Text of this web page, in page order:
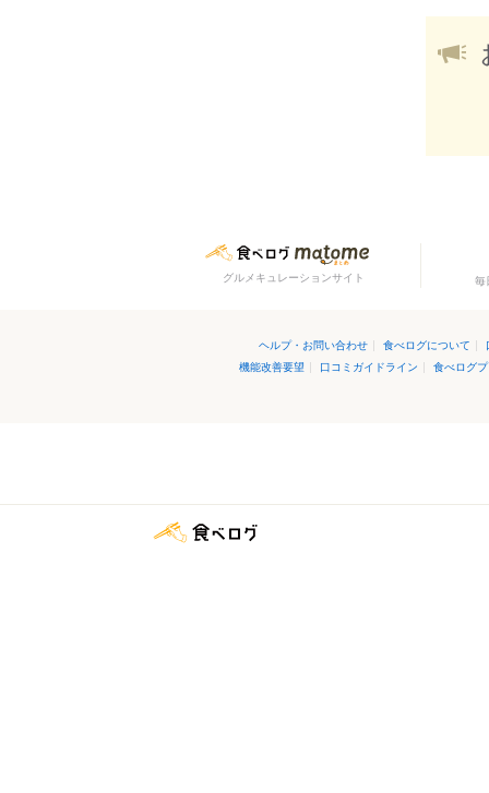
グルメキュレーションサイト 毎
ヘルプ・お問い合わせ | 食べログについて |
機能改善要望 | 口コミガイドライン | 食べログ